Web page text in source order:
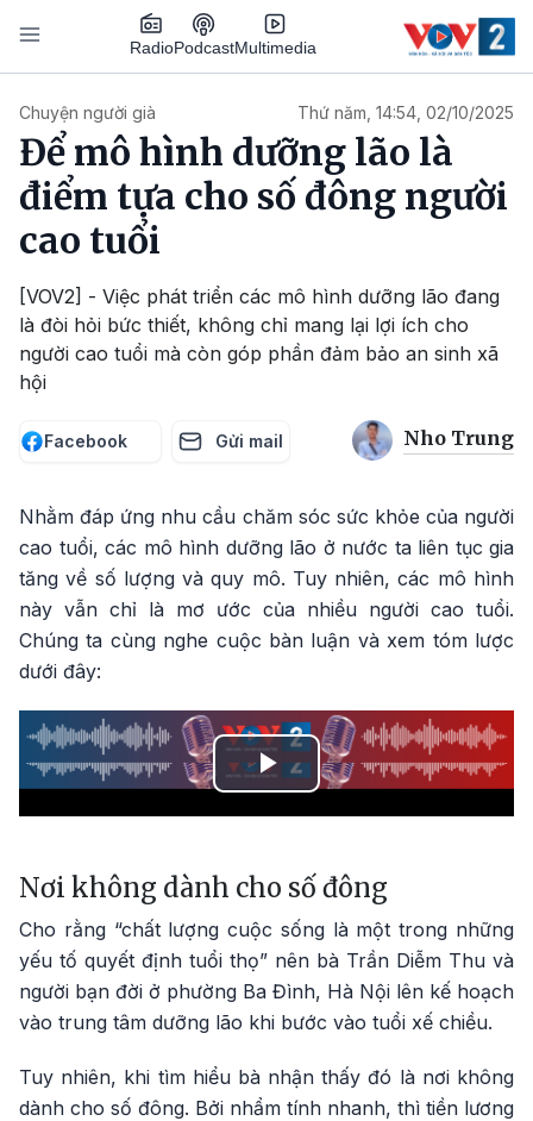
Nhảy đến nội dung
RadioPodcastMultimedia
Chuyện người già Thứ năm, 14:54, 02/10/2025
Để mô hình dưỡng lão là
điểm tựa cho số đông người
cao tuổi
[VOV2] - Việc phát triển các mô hình dưỡng lão đang
là đòi hỏi bức thiết, không chỉ mang lại lợi ích cho
người cao tuổi mà còn góp phần đảm bảo an sinh xã
hội
Facebook Gửi mail Nho Trung
Nhằm đáp ứng nhu cầu chăm sóc sức khỏe của người
cao tuổi, các mô hình dưỡng lão ở nước ta liên tục gia
tăng về số lượng và quy mô. Tuy nhiên, các mô hình
này vẫn chỉ là mơ ước của nhiều người cao tuổi.
Chúng ta cùng nghe cuộc bàn luận và xem tóm lược
dưới đây:
Play
Nơi không dành cho số đông
Cho rằng “chất lượng cuộc sống là một trong những
yếu tố quyết định tuổi thọ” nên bà Trần Diễm Thu và
người bạn đời ở phường Ba Đình, Hà Nội lên kế hoạch
vào trung tâm dưỡng lão khi bước vào tuổi xế chiều.
Tuy nhiên, khi tìm hiểu bà nhận thấy đó là nơi không
dành cho số đông. Bởi nhẩm tính nhanh, thì tiền lương